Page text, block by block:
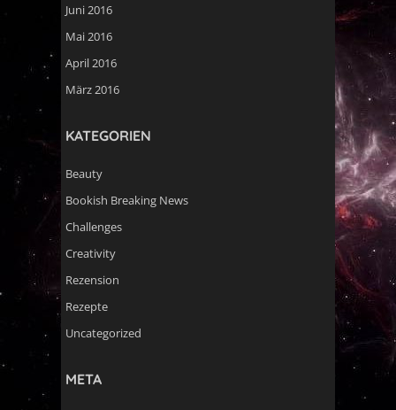
Juni 2016
Mai 2016
April 2016
März 2016
KATEGORIEN
Beauty
Bookish Breaking News
Challenges
Creativity
Rezension
Rezepte
Uncategorized
META